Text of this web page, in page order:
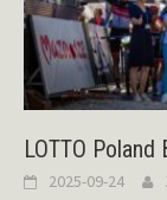
LOTTO
2025-09-24